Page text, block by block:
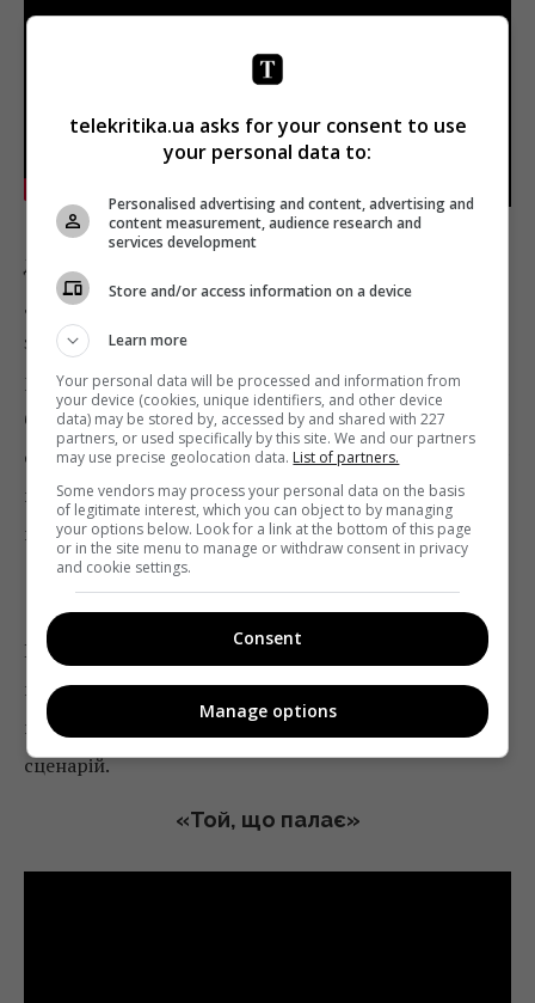
Двоє друзів, молодий режисер, який колись виїхав
до Америки, і університетський викладач,
зустрічаються зимовим днем ​​і згадують минуле. Їх
розмова заходить про дівчину, у яку вони обидва
були закохані кілька років тому, але сильно її
образили. Вони вирішують розшукати її, і при цьому
кожен потай сподівається воскресити колишнє
кохання.
Чи Чхан Дон
Володар золотої пальмової гілки Каннського
кінофестивалю за стрічку «Той, що палає» як
кращий режисер і за «Поезію» у номінації за кращий
сценарій.
«Той, що палає»
telekritika.ua asks for your consent to use
your personal data to:
Personalised advertising and content, advertising and
content measurement, audience research and
services development
Store and/or access information on a device
Learn more
Your personal data will be processed and information from
your device (cookies, unique identifiers, and other device
data) may be stored by, accessed by and shared with 227
partners, or used specifically by this site. We and our partners
may use precise geolocation data. List of partners.
Some vendors may process your personal data on the basis
of legitimate interest, which you can object to by managing
your options below. Look for a link at the bottom of this page
or in the site menu to manage or withdraw consent in privacy
and cookie settings.
Consent
Manage options